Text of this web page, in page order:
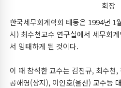
회장
한국세무회계학회 태동은 1994년 1
시) 최수천교수 연구실에서 세무회
서 잉태하게 된 것이다.
이 때 참석한 교수는 김진규, 최수천
공해영(상지), 이인호(울산) 교수등